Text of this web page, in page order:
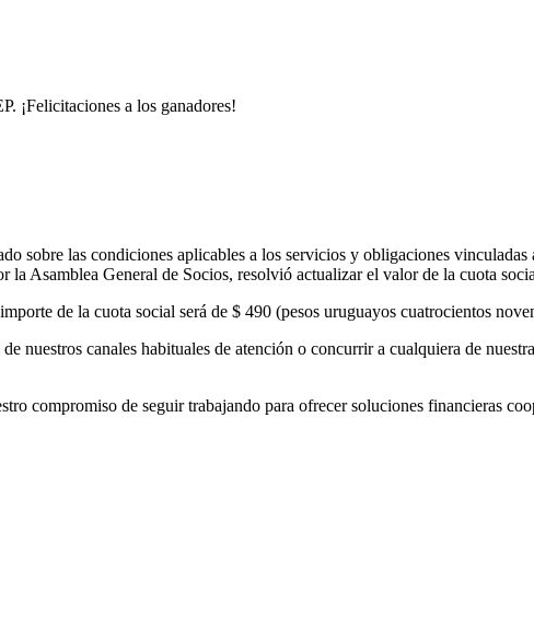
¡Felicitaciones a los ganadores!
sobre las condiciones aplicables a los servicios y obligaciones
Asamblea General de Socios, resolvió actualizar el valor de la cuota
de la cuota social será de $ 490 (pesos uruguayos cuatrocientos
nuestros canales habituales de atención o concurrir a cualquiera de
compromiso de seguir trabajando para ofrecer soluciones financieras